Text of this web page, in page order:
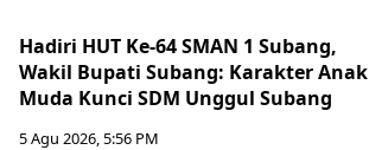
Hadiri HUT Ke-64 SMAN 1 Subang,
Wakil Bupati Subang: Karakter Anak
Muda Kunci SDM Unggul Subang
5 Agu 2026, 5:56 PM